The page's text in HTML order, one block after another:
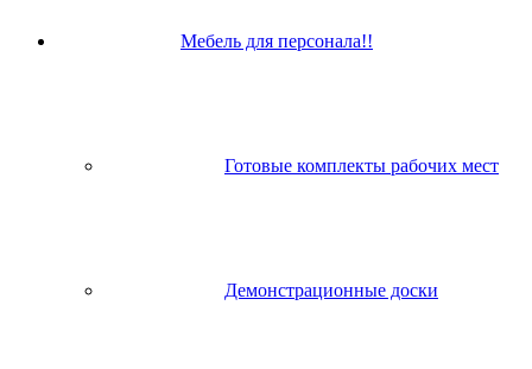
Мебель для персонала!!
Готовые комплекты рабочих мест
Демонстрационные доски